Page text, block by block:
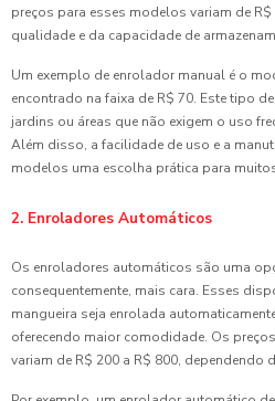
preços para esses modelos variam de
qualidade e da capacidade de
Um exemplo de enrolador manual é o
encontrado na faixa de R$ 70. Este tipo
jardins ou áreas que não exigem o uso
Além disso, a facilidade de uso e a
modelos uma escolha prática para
2. Enroladores Automáticos
Os enroladores automáticos são uma
consequentemente, mais cara. Esses
mangueira seja enrolada
oferecendo maior comodidade. Os
variam de R$ 200 a R$ 800, dependendo